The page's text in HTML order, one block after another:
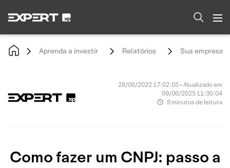
Aprenda a investir Relatórios Sua empresa
28/06/2022 17:02:05 • Atualizado em
09/06/2025 11:30:04
9 minutos de leitura
Como fazer um CNPJ: passo a